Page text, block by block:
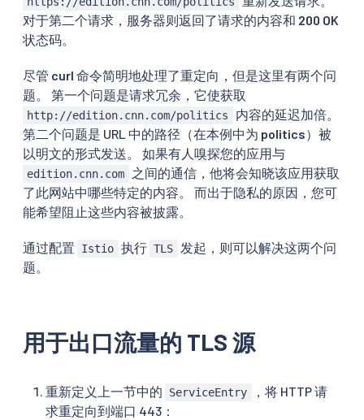
对于第二个请求，服务器则返回了请求的内容和 200 OK
状态码。
尽管 curl 命令简明地处理了重定向，但是这里有两个问
题。 第一个问题是请求冗余，它使获取
http://edition.cnn.com/politics
内容的延迟加倍。
第二个问题是 URL 中的路径（在本例中为 politics）被
以明文的形式发送。 如果有人嗅探您的应用与
edition.cnn.com
之间的通信，他将会知晓该应用获取
了此网站中哪些特定的内容。 而出于隐私的原因，您可
能希望阻止这些内容被披露。
通过配置 Istio 执行 TLS
发起，则可以解决这两个问
题。
用于出口流量的 TLS 源
重新定义上一节中的 ServiceEntry
，将 HTTP 请
求重定向到端口 443：